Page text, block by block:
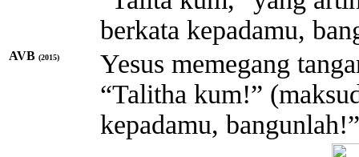
berkata kepadamu,
AVB (2015)
Yesus memegang
“Talitha kum!”
kepadamu,